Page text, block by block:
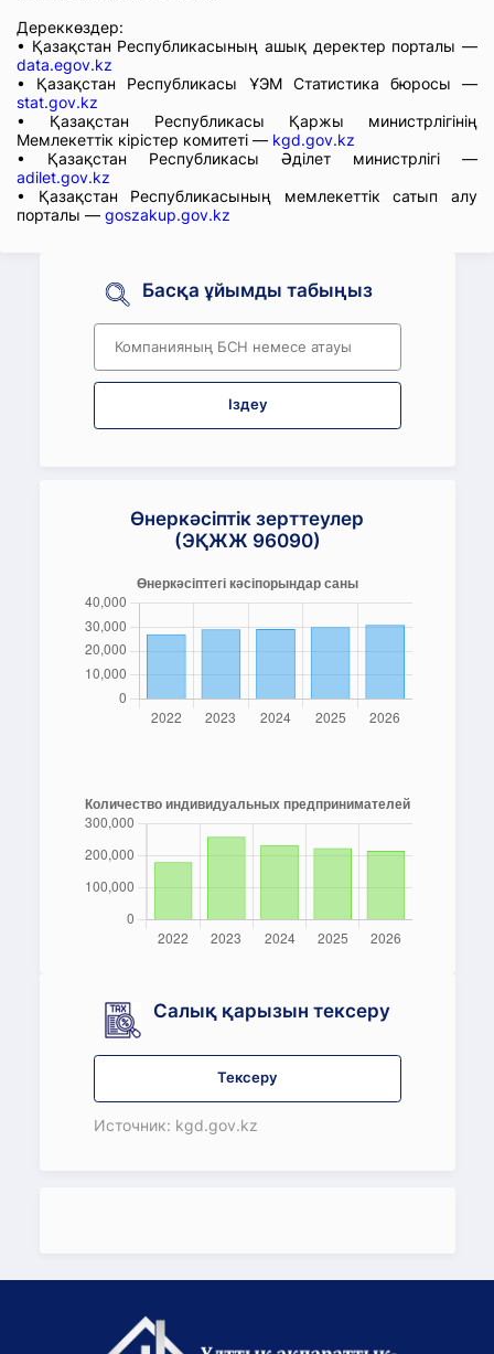
Дереккөздер:
• Қазақстан Республикасының ашық деректер порталы —
data.egov.kz
• Қазақстан Республикасы ҰЭМ Статистика бюросы —
stat.gov.kz
• Қазақстан Республикасы Қаржы министрлігінің
Мемлекеттік кірістер комитеті — kgd.gov.kz
• Қазақстан Республикасы Әділет министрлігі —
adilet.gov.kz
• Қазақстан Республикасының мемлекеттік сатып алу
порталы — goszakup.gov.kz
Басқа ұйымды табыңыз
Іздеу
Өнеркәсіптік зерттеулер
(ЭҚЖЖ 96090)
Салық қарызын тексеру
Тексеру
Источник: kgd.gov.kz